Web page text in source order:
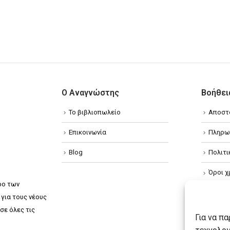
Για να
των
τους νέους
όλες τις
Ο Αναγνώστης
Το βιβλιοπωλείο
Επικοινωνία
Blog
Όροι